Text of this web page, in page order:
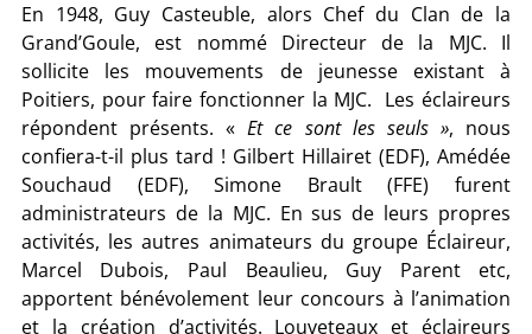
En 1948, Guy Casteuble, alors Chef du Clan de la
Grand’Goule, est nommé Directeur de la MJC. Il
sollicite les mouvements de jeunesse existant à
Poitiers, pour faire fonctionner la MJC. Les éclaireurs
répondent présents. «Et ce sont les seuls », nous
confiera-t-il plus tard ! Gilbert Hillairet (EDF), Amédée
Souchaud (EDF), Simone Brault (FFE) furent
administrateurs de la MJC. En sus de leurs propres
activités, les autres animateurs du groupe Éclaireur,
Marcel Dubois, Paul Beaulieu, Guy Parent etc,
apportent bénévolement leur concours à l’animation
et la création d’activités. Louveteaux et éclaireurs